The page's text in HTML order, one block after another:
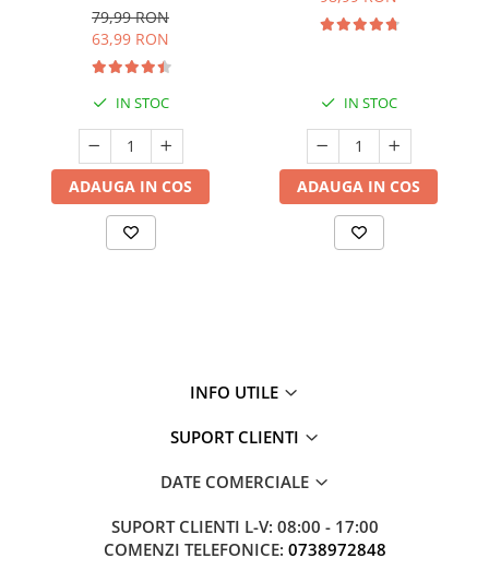
79,99 RON
63,99 RON
IN STOC
ADAUGA IN COS
IN STOC
ADAUGA IN COS
INFO UTILE
SUPORT CLIENTI
DATE COMERCIALE
SUPORT CLIENTI L-V: 08:00 - 17:00
COMENZI TELEFONICE: 0738972848